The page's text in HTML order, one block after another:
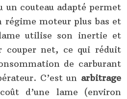
un couteau adapté permet
régime moteur plus bas et
utilise son inertie et
couper net, ce qui réduit
de carburant
C’est un arbitrage
d’une lame (environ